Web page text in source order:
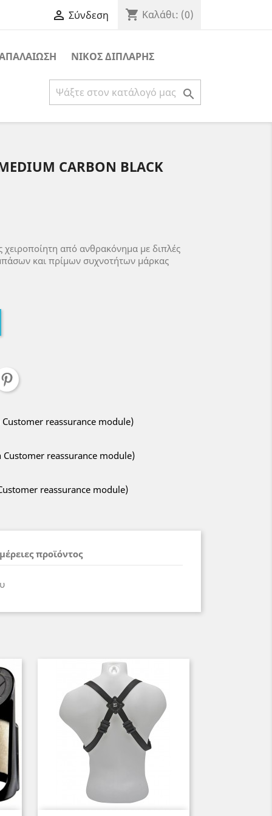
 Σύνδεση shopping_cart Καλάθι: (0)
ΝΙΚΟΣ ΔΙΠΛΑΡΗΣ

CARBON BLACK
χειροποίητη από ανθρακόνημα με διπλές
και πρίμων συχνοτήτων μάρκας
reassurance module)
reassurance module)
reassurance module)
προϊόντος